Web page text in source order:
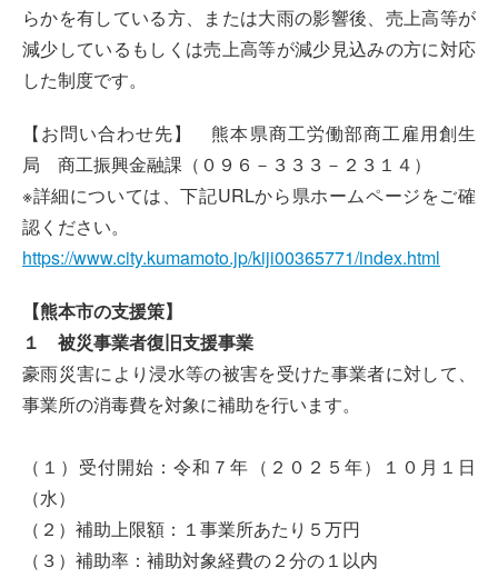
らかを有している方、または大雨の影響後、売上高等が
減少しているもしくは売上高等が減少見込みの方に対応
した制度です。
【お問い合わせ先】 熊本県商工労働部商工雇用創生
局 商工振興金融課（０９６－３３３－２３１４）
※詳細については、下記URLから県ホームページをご確
認ください。
https://www.city.kumamoto.jp/kiji00365771/index.html
【熊本市の支援策】
１ 被災事業者復旧支援事業
豪雨災害により浸水等の被害を受けた事業者に対して、
事業所の消毒費を対象に補助を行います。
（１）受付開始：令和７年（２０２５年）１０月１日
（水）
（２）補助上限額：１事業所あたり５万円
（３）補助率：補助対象経費の２分の１以内